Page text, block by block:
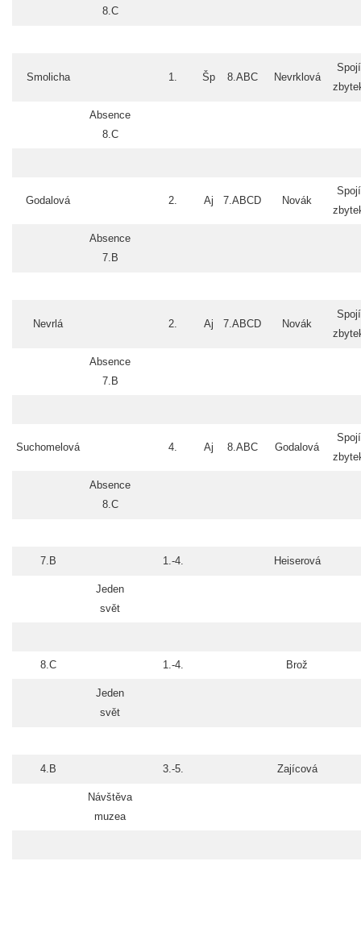
8.C
Smolicha 1. Šp 8.ABC Nevrklová
Spojí
Absence
8.C
Godalová 2. Aj 7.ABCD Novák
Spojí
Absence
7.B
Nevrlá 2. Aj 7.ABCD Novák
Spojí
Absence
7.B
Suchomelová 4. Aj 8.ABC Godalová
Spojí
Absence
8.C
7.B 1.-4. Heiserová
Jeden
svět
8.C 1.-4. Brož
Jeden
svět
4.B 3.-5. Zajícová
Návštěva
muzea